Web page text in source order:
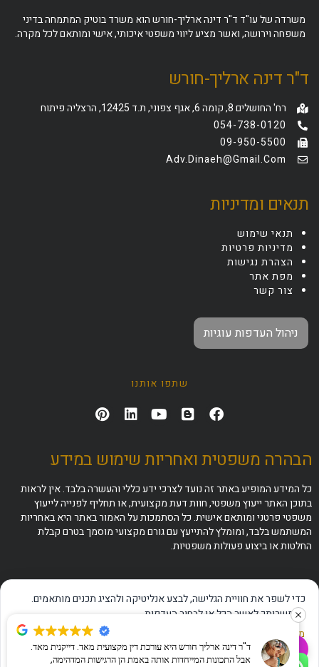
משרדה של עו"ד ד"ר דינה ארליך-חורש הוא משרד בוטיק המתמחה בדיני
משפחה וירושה, ואשר מציע ליווי משפטי איכותי, אישי ומותאם לכל מקרה.
ד"ר דינה ארליך-חורש
רח' החושלים 8, קומה 6, אגף צפוני, ת.ד 12425, הרצליה פיתוח
054-738-0120
09-950-5500
Adv.dinaeh@gmail.com
תנאים ומדיניות
תנאי שימוש
מדיניות פרטיות
הצהרת נגישות
מפת אתר
צור קשר
ניהול העדפות עוגיות
שתפו אותנו
הבהרה משפטית ואחריות שימוש במידע
כל המידע המופיע באתר זה נועד לצרכי ידע כללי והעשרה בלבד. אין לראות
בתוכן האתר ייעוץ משפטי, חוות דעת מקצועית, או תחליף לפנייה לייעוץ
משפטי פרטני ומותאם אישית. כל הסתמכות על האמור באתר היא באחריות
המשתמש בלבד, ומומלץ להתייעץ עם גורם מקצועי מוסמך בטרם קבלת
החלטות או ביצוע פעולות משפטיות.
✦שאלו את ה-AI שלנו
כדי לשפר את חוויית הגלישה, לבצע אנליטיקה ולהציג תכנים מותאמים.
באפשרותך לאשר הכל או לבחור העדפות.
מדיניות פרטיות
הצהרת נגישות
אישור הכל דחייה ניהול העדפות
ד"ר דינה ארליך חורש היא עורכת דין מקצועית מאד. דייקנית מאד.
אבל התכונות המייחדות אותה באמת הן הרגישות המדהימה,